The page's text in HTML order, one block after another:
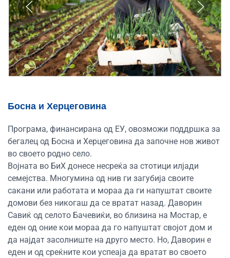
Босна и Херцеговина
Програма, финансирана од ЕУ, овозможи поддршка за
бегалец од Босна и Херцеговина да започне нов живот
во своето родно село.
Војната во БиХ донесе несреќа за стотици илјади
семејства. Многумина од нив ги загубија своите
сакани или работата и мораа да ги напуштат своите
домови без никогаш да се вратат назад. Даворин
Савиќ од селото Бачевиќи, во близина на Мостар, е
еден од оние кои мораа да го напуштат својот дом и
да најдат засолниште на друго место. Но, Даворин е
еден и од среќните кои успеаја да вратат во своето